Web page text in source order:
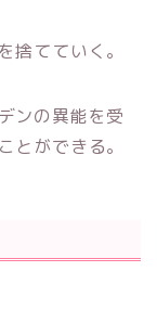
捨てていく。
ンの異能を受
とができる。